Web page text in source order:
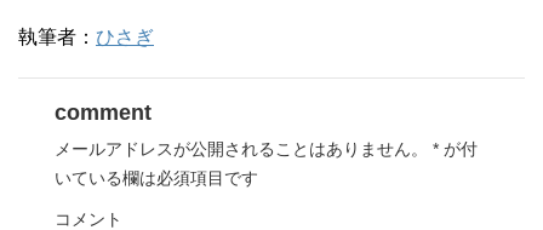
執筆者： ひさぎ
comment
メールアドレスが公開されることはありません。 * が付
いている欄は必須項目です
コメント